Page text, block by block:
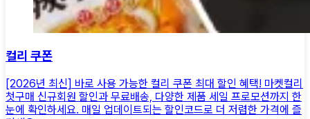
컬리 쿠폰
[2026년 최신] 바로 사용 가능한 컬리 쿠폰 최대 할인 혜택! 마켓컬리
첫구매 신규회원 할인과 무료배송, 다양한 제품 세일 프로모션까지 한
눈에 확인하세요. 매일 업데이트되는 할인코드로 더 저렴한 가격에 즐